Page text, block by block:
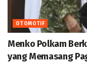
OTOMOTIF
Menko Polkam
yang Memasang